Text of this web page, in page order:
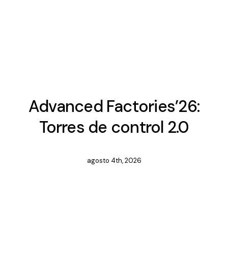
Advanced Factories’26:
Torres de control 2.0
agosto 4th, 2026